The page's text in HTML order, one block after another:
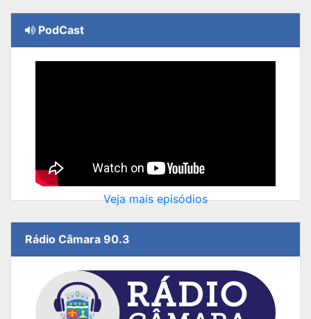
PodCast
Veja mais episódios
Rádio Câmara 90.3